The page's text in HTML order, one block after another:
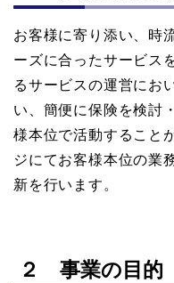
お客様に寄り添い、時
ーズに合ったサービス
るサービスの運営にお
い、簡便に保険を検討
様本位で活動すること
ジにてお客様本位の業
新を行います。
２ 事業の目的